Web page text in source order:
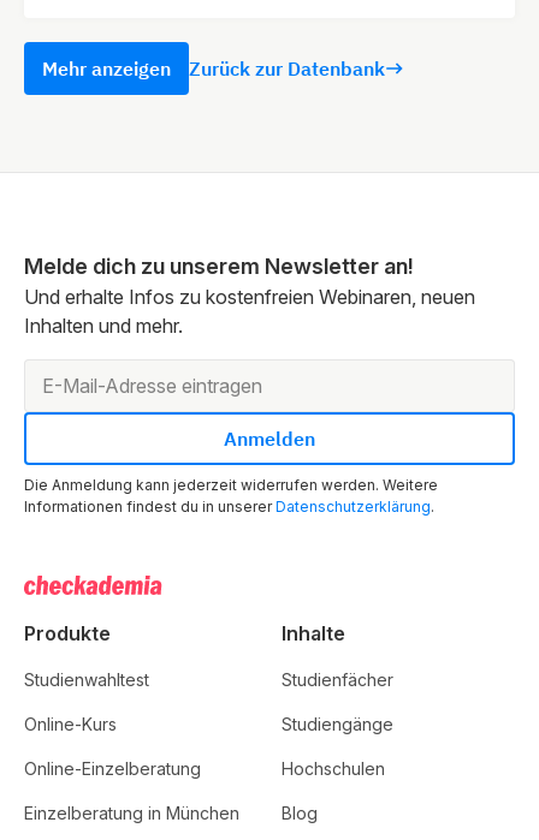
Mehr anzeigen Zurück zur Datenbank
Melde dich zu unserem Newsletter an!
Und erhalte Infos zu kostenfreien Webinaren, neuen
Inhalten und mehr.
Die Anmeldung kann jederzeit widerrufen werden. Weitere
Informationen findest du in unsererDatenschutzerklärung.
Produkte
Studienwahltest
Online-Kurs
Online-Einzelberatung
Einzelberatung in München
Inhalte
Studienfächer
Studiengänge
Hochschulen
Blog